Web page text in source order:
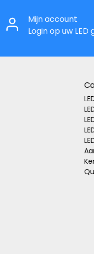
Mijn account
Login op uw